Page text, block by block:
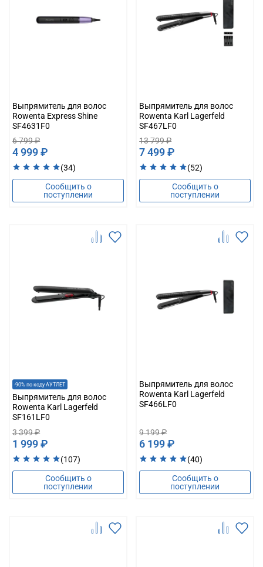
Выпрямитель для волос
Rowenta Express Shine
SF4631F0
6 799 ₽
4 999 ₽
(34)
Сообщить о
поступлении
Выпрямитель для волос
Rowenta Karl Lagerfeld
SF467LF0
13 799 ₽
7 499 ₽
(52)
Сообщить о
поступлении
-90% по коду АУТЛЕТ
Выпрямитель для волос
Rowenta Karl Lagerfeld
SF161LF0
3 399 ₽
1 999 ₽
(107)
Сообщить о
поступлении
Выпрямитель для волос
Rowenta Karl Lagerfeld
SF466LF0
9 199 ₽
6 199 ₽
(40)
Сообщить о
поступлении